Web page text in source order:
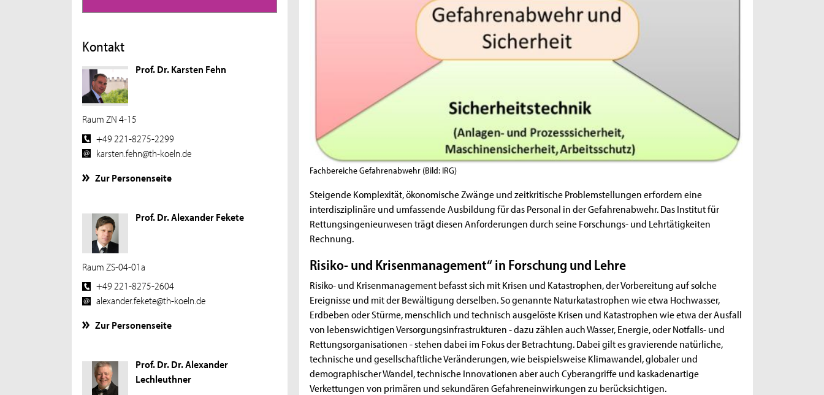
Kontakt
Prof. Dr. Karsten Fehn
Raum ZN 4-15
+49 221-8275-2299
karsten.fehn@th-koeln.de
Zur Personenseite
Prof. Dr. Alexander Fekete
Raum ZS-04-01a
+49 221-8275-2604
alexander.fekete@th-koeln.de
Zur Personenseite
Prof. Dr. Dr. Alexander
Lechleuthner
Fachbereiche Gefahrenabwehr (Bild: IRG)
Steigende Komplexität, ökonomische Zwänge und zeitkritische Problemstellungen erfordern eine
interdisziplinäre und umfassende Ausbildung für das Personal in der Gefahrenabwehr. Das Institut für
Rettungsingenieurwesen trägt diesen Anforderungen durch seine Forschungs- und Lehrtätigkeiten
Rechnung.
Risiko- und Krisenmanagement“ in Forschung und Lehre
Risiko- und Krisenmanagement befasst sich mit Krisen und Katastrophen, der Vorbereitung auf solche
Ereignisse und mit der Bewältigung derselben. So genannte Naturkatastrophen wie etwa Hochwasser,
Erdbeben oder Stürme, menschlich und technisch ausgelöste Krisen und Katastrophen wie etwa der Ausfall
von lebenswichtigen Versorgungsinfrastrukturen - dazu zählen auch Wasser, Energie, oder Notfalls- und
Rettungsorganisationen - stehen dabei im Fokus der Betrachtung. Dabei gilt es gravierende natürliche,
technische und gesellschaftliche Veränderungen, wie beispielsweise Klimawandel, globaler und
demographischer Wandel, technische Innovationen aber auch Cyberangriffe und kaskadenartige
Verkettungen von primären und sekundären Gefahreneinwirkungen zu berücksichtigen.